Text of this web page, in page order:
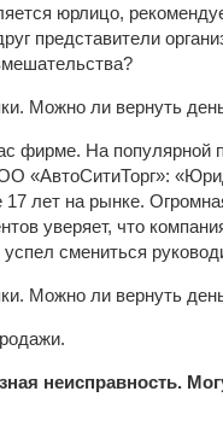
юрлицо,
представители
фирме. На популярной
«АвтоСитиТорг»:
лет на рынке.
уверяет, что
смениться
неисправность.